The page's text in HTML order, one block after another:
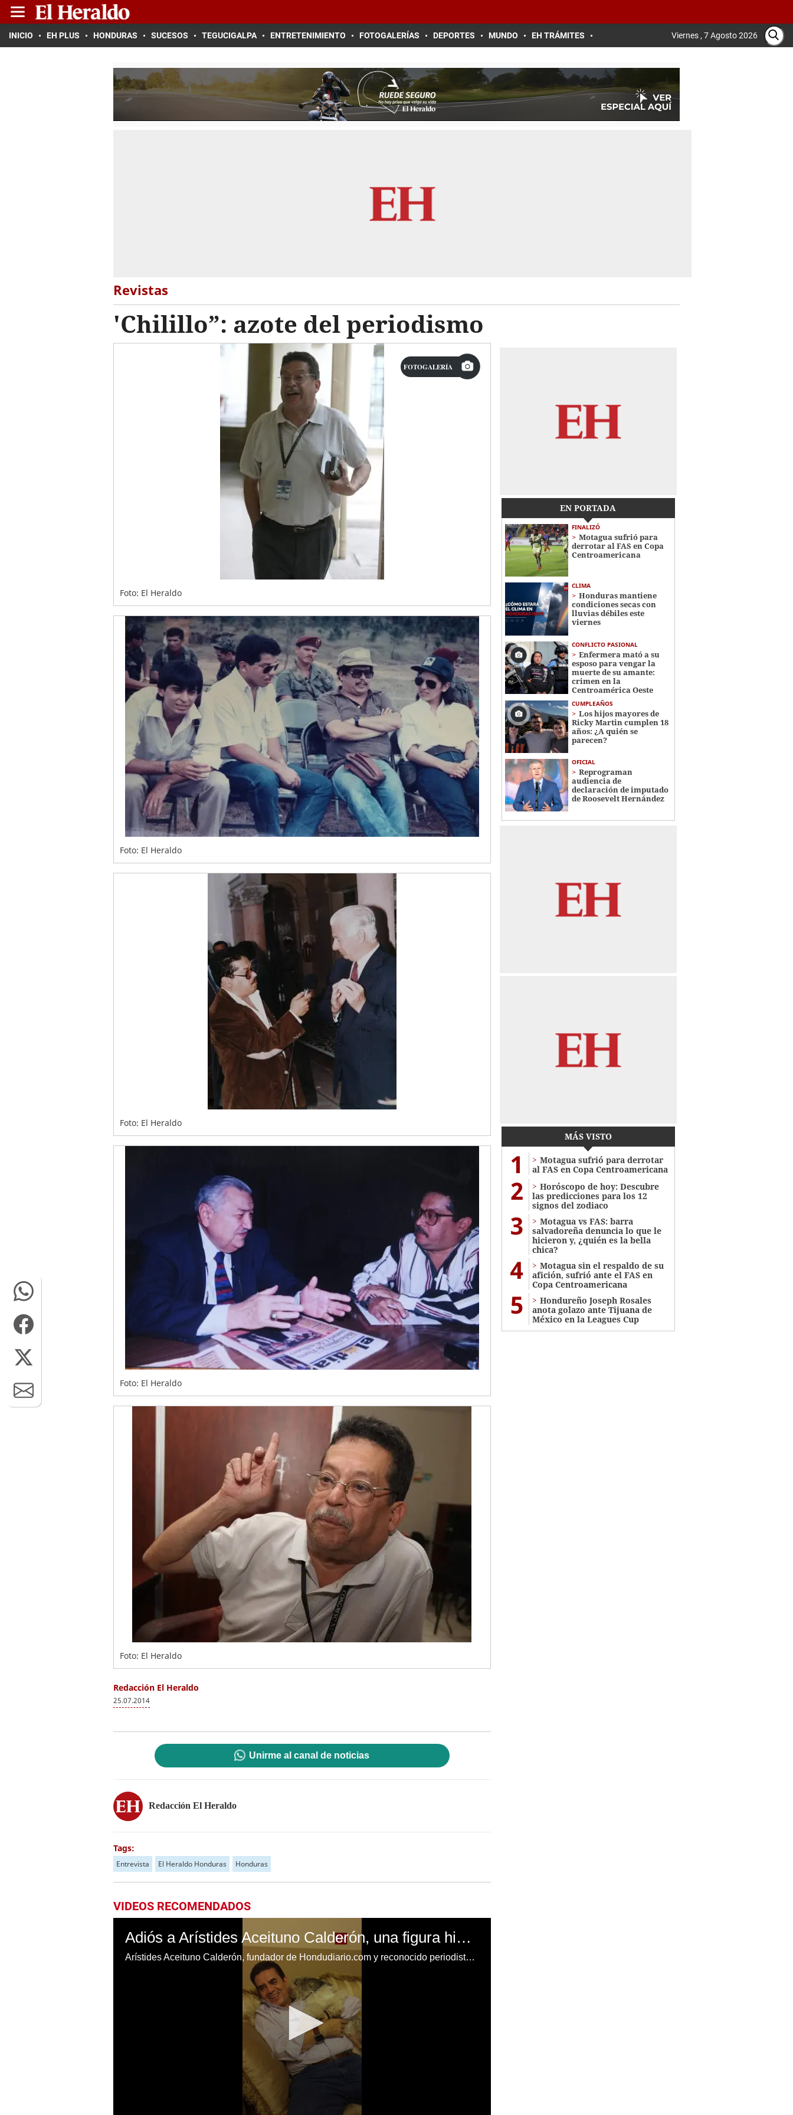
INICIO EH PLUS HONDURAS SUCESOS TEGUCIGALPA ENTRETENIMIENTO FOTOGALERÍAS DEPORTES MUNDO EH TRÁMITES Viernes , 7 Agosto 2026
Revistas
'Chilillo”: azote del periodismo
FOTOGALERÍA
Foto: El Heraldo
Foto: El Heraldo
Foto: El Heraldo
Foto: El Heraldo
Foto: El Heraldo
Redacción El Heraldo
25.07.2014
Unirme al canal de noticias
Redacción El Heraldo
Tags:
Entrevista El Heraldo Honduras Honduras
VIDEOS RECOMENDADOS
Adiós a Arístides Aceituno Calderón, una figura histórica del periodismo nacional
Arístides Aceituno Calderón, fundador de Hondudiario.com y reconocido periodista de amplia trayectoria, falleció a los 67 años. Su legado perdura por su valioso aporte al periodismo y a la comunicación en Honduras, dejando una huella imborrable en el gremio.
EN PORTADA
FINALIZÓ
Motagua sufrió para
derrotar al FAS en Copa
Centroamericana
CLIMA
Honduras mantiene
condiciones secas con
lluvias débiles este
viernes
CONFLICTO PASIONAL
Enfermera mató a su
esposo para vengar la
muerte de su amante:
crimen en la
Centroamérica Oeste
CUMPLEAÑOS
Los hijos mayores de
Ricky Martin cumplen 18
años: ¿A quién se
parecen?
OFICIAL
Reprograman
audiencia de
declaración de imputado
de Roosevelt Hernández
MÁS VISTO
1
Motagua sufrió para derrotar
al FAS en Copa Centroamericana
2
Horóscopo de hoy: Descubre
las predicciones para los 12
signos del zodiaco
3
Motagua vs FAS: barra
salvadoreña denuncia lo que le
hicieron y, ¿quién es la bella
chica?
4
Motagua sin el respaldo de su
afición, sufrió ante el FAS en
Copa Centroamericana
5
Hondureño Joseph Rosales
anota golazo ante Tijuana de
México en la Leagues Cup